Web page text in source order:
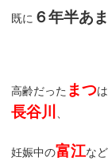
既に ６年半あ
高齢だった まつ
長谷川 、
妊娠中の富江な